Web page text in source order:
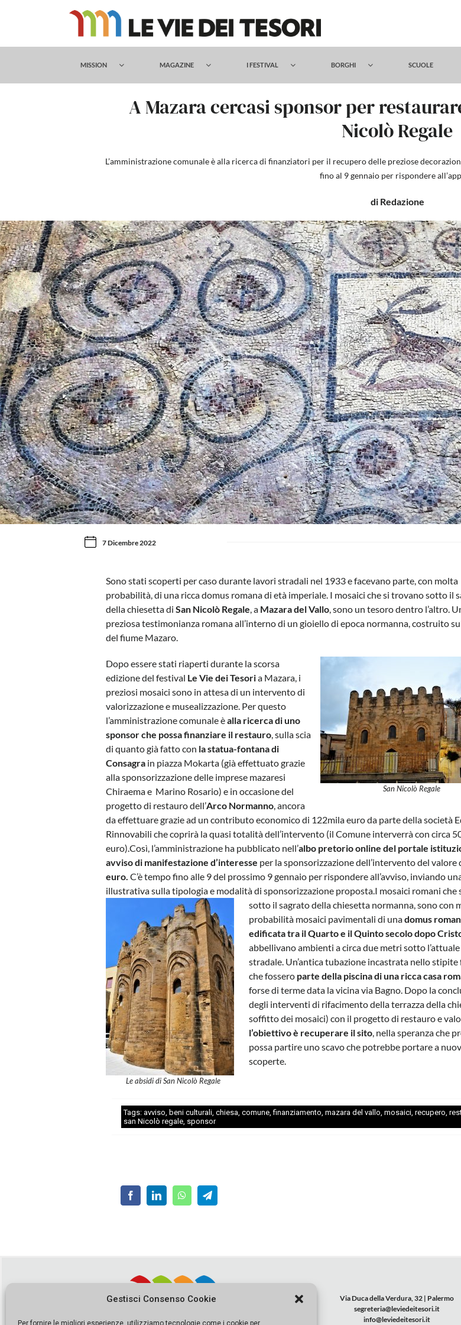
Gestisci Consenso Cookie
Per fornire le migliori esperienze, utilizziamo tecnologie come i cookie per
MISSION MAGAZINE I FESTIVAL BORGHI SCUOLE
A Mazara cercasi sponsor per
Nicolò Regale
L’amministrazione comunale è alla ricerca di finanziatori per il recupero delle preziose
fino al 9 gennaio per rispondere
di Redazione
7 Dicembre 2022
Sono stati scoperti per caso durante lavori stradali nel 1933 e facevano parte, con molta
probabilità, di una ricca domus romana di età imperiale. I mosaici che si trovano sotto il
della chiesetta diSan Nicolò Regale , a Mazara del Vallo , sono un tesoro dentro l’altro.
preziosa testimonianza romana all’interno di un gioiello di epoca normanna, costruito
del fiume Mazaro.
San Nicolò Regale
Dopo essere stati riaperti durante la scorsa
edizione del festival Le Vie dei Tesoria Mazara, i
preziosi mosaici sono in attesa di un intervento di
valorizzazione e musealizzazione. Per questo
l’amministrazione comunale èalla ricerca di uno
sponsor che possa finanziare il restauro , sulla scia
di quanto già fatto con la statua-fontana di
Consagra in piazza Mokarta (già effettuato grazie
alla sponsorizzazione delle imprese mazaresi
Chiraema e Marino Rosario) e in occasione del
progetto di restauro dell’Arco Normanno , ancora
da effettuare grazie ad un contributo economico di 122mila euro da parte della società
Rinnovabili che coprirà la quasi totalità dell’intervento (il Comune interverrà con circa
euro).Così, l’amministrazione ha pubblicato nell’albo pretorio online del portale
avviso di manifestazione d’interesse per la sponsorizzazione dell’intervento del valore
euro. C’è tempo fino alle 9 del prossimo 9 gennaio per rispondere all’avviso, inviando
illustrativa sulla tipologia e modalità di sponsorizzazione proposta.
Le absidi di San Nicolò Regale
I mosaici romani che
sotto il sagrato della chiesetta normanna, sono con
probabilità mosaici pavimentali di unadomus
edificata tra il Quarto e il Quinto secolo dopo
abbellivano ambienti a circa due metri sotto
stradale. Un’antica tubazione incastrata nello stipite
che fossero parte della piscina di una ricca casa
forse di terme data la vicina via Bagno. Dopo la
degli interventi di rifacimento della terrazza della
soffitto dei mosaici) con il progetto di restauro e
l’obiettivo è recuperare il sito , nella speranza che
possa partire uno scavo che potrebbe portare a
scoperte.
Tags:avviso beni culturali ,chiesa ,comune ,finanziamento ,mazara del vallo ,mosaici ,recupero ,
san Nicolò regale sponsor
Via Duca della Verdura, 32 | Palermo
segreteria@leviedeitesori.it
info@leviedeitesori.it